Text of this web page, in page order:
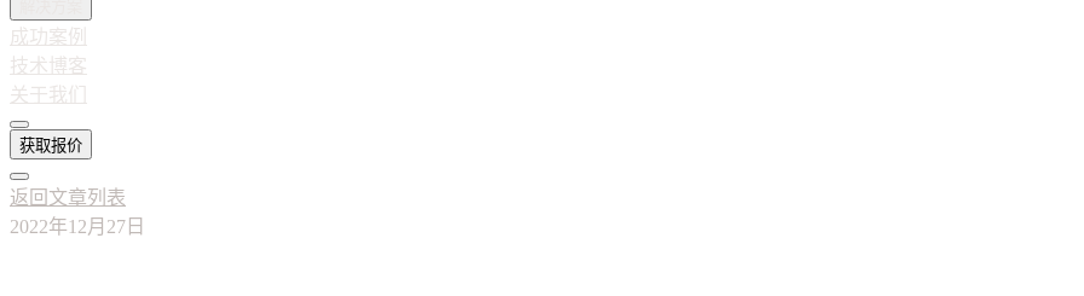
成功案例
技术博客
关于我们
获取报价
返回文章列表
2022年12月27日